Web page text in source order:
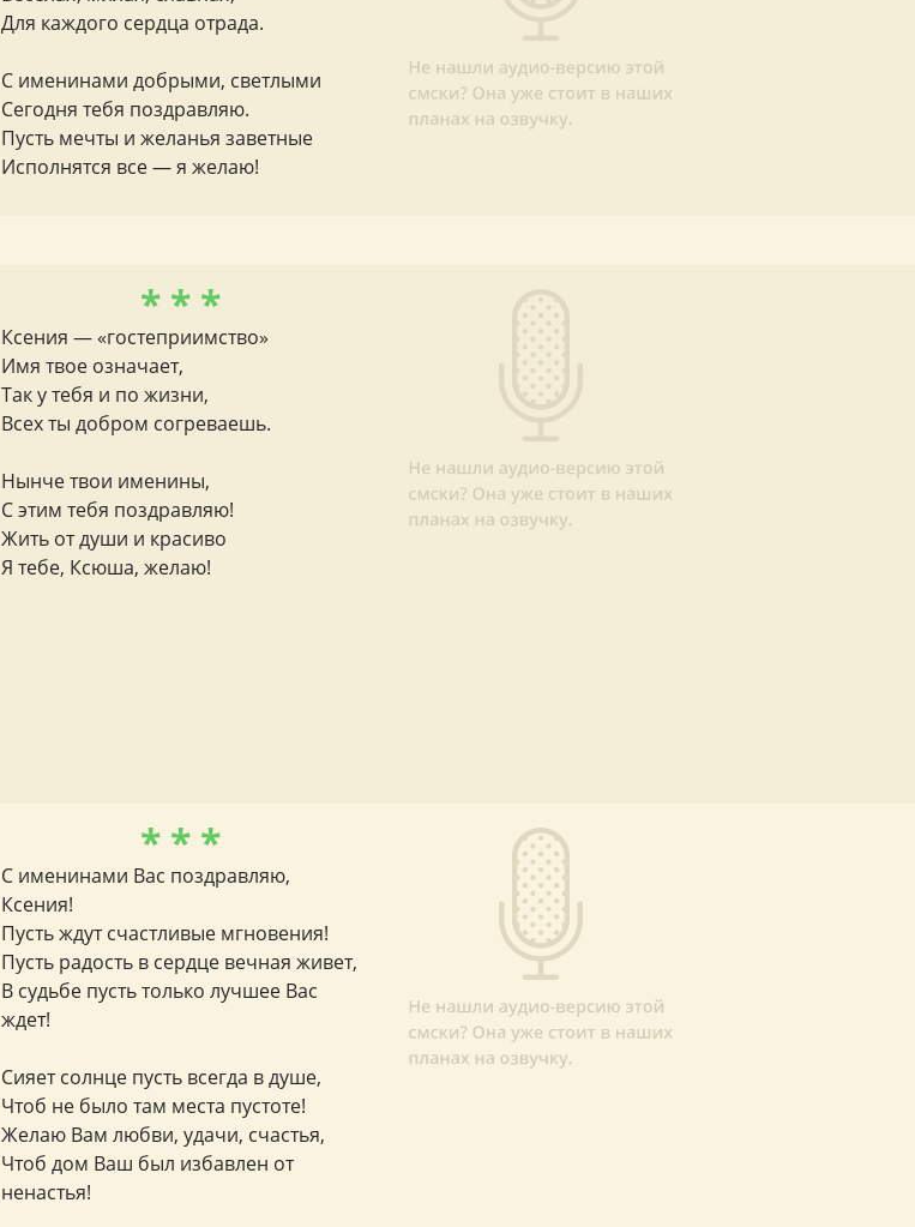
Для каждого сердца отрада.
С именинами добрыми, светлыми
Сегодня тебя поздравляю.
Пусть мечты и желанья заветные
Исполнятся все — я желаю!
* * *
Ксения — «гостеприимство»
Имя твое означает,
Так у тебя и по жизни,
Всех ты добром согреваешь.
Нынче твои именины,
С этим тебя поздравляю!
Жить от души и красиво
Я тебе, Ксюша, желаю!
* * *
С именинами Вас поздравляю,
Ксения!
Пусть ждут счастливые мгновения!
Пусть радость в сердце вечная живет,
В судьбе пусть только лучшее Вас
ждет!
Сияет солнце пусть всегда в душе,
Чтоб не было там места пустоте!
Желаю Вам любви, удачи, счастья,
Чтоб дом Ваш был избавлен от
ненастья!